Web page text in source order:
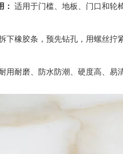
： 适用于门槛、地板、门口和轮
下橡胶条，预先钻孔，用螺丝拧
用耐磨、防水防潮、硬度高、易